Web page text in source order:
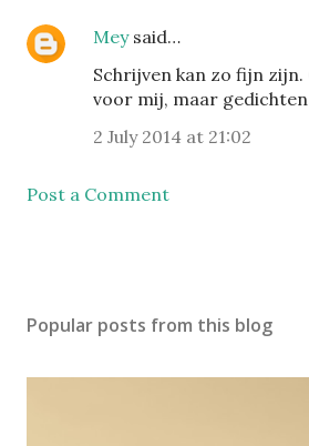
Meysaid…
Schrijven kan zo fijn zijn.
voor mij, maar
2 July 2014 at 21:02
Post a Comment
Popular posts from this blog